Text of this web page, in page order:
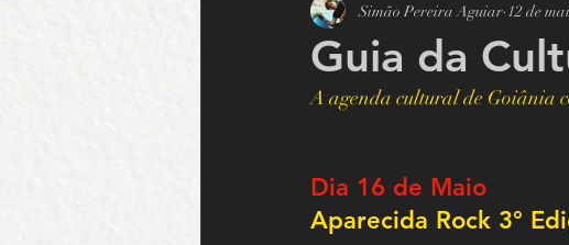
#tv-crimeia #saraus #toca-no-
#cinema #musica #circo
Orquestra Sinfônica UFG
Guia da
Simão Pereira Aguiar 12 de
A agenda cultural de Goiânia
Dia 16 de Maio
Aparecida Rock 3°